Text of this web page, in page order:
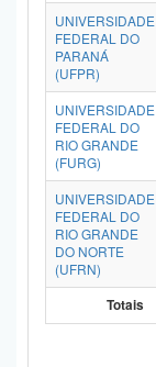
UNIVERSIDADE
FEDERAL DO
PARANÁ
(UFPR)
UNIVERSIDADE
FEDERAL DO
RIO GRANDE
(FURG)
UNIVERSIDADE
FEDERAL DO
RIO GRANDE
DO NORTE
(UFRN)
Totais